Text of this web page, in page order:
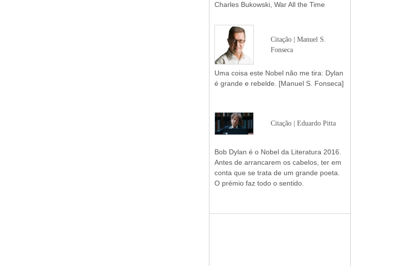
Charles Bukowski, War All the Time
Citação | Manuel S.
Fonseca
Uma coisa este Nobel não me tira: Dylan
é grande e rebelde. [Manuel S. Fonseca]
Citação | Eduardo Pitta
Bob Dylan é o Nobel da Literatura 2016.
Antes de arrancarem os cabelos, ter em
conta que se trata de um grande poeta.
O prémio faz todo o sentido.